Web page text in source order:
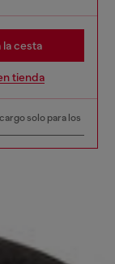
la cesta
tienda
solo para los